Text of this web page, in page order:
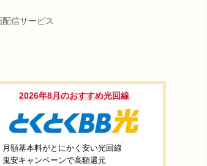
配信サービス
2026年8月のおすすめ光回線
月額基本料がとにかく安い光回線
鬼安キャンペーンで高額還元